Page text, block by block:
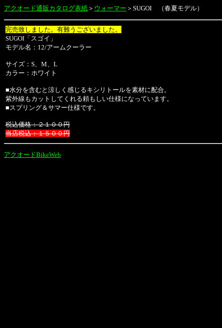
アクオード通販カタログ表紙 ＞ ウォーマー ＞SUGOI （春夏モデル）
完売致しました。有難うございました。
SUGOI「スゴイ」
モデル名：12/アームクーラー
サイズ：S、M、L
カラー：ホワイト
■水分を含むと涼しく感じるキシリトールを素材に配合。
紫外線もカットしてくれる頼もしい仕様になっています。
■スプリング＆サマー仕様です。
税込価格：２１００円
当店税込：１５００円
アクオードBikeWeb